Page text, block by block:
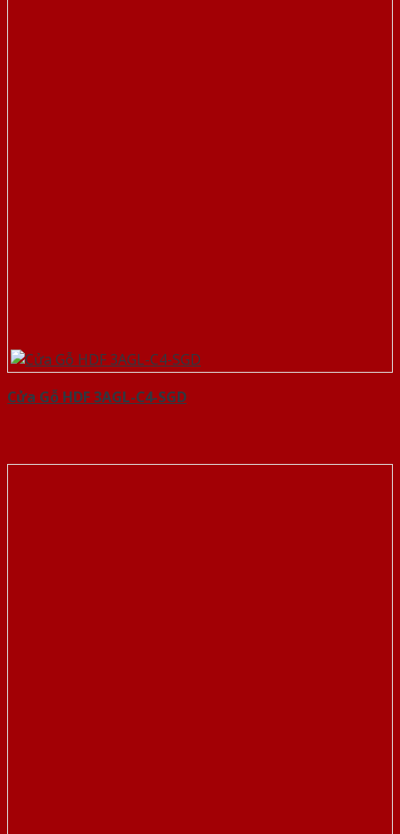
Cửa Gỗ HDF 3AGL-C4-SGD